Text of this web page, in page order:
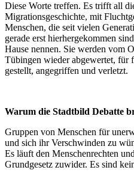
Diese Worte treffen. Es trifft all
Migrationsgeschichte, mit
Menschen, die seit vielen
gerade erst hierhergekommen
Hause nennen. Sie werden vom
Tübingen wieder abgewertet, für
gestellt, angegriffen und verletzt.
Warum die Stadtbild Debatte
Gruppen von Menschen für
und sich ihr Verschwinden zu
Es läuft den Menschenrechten
Grundgesetz zuwider. Es sind